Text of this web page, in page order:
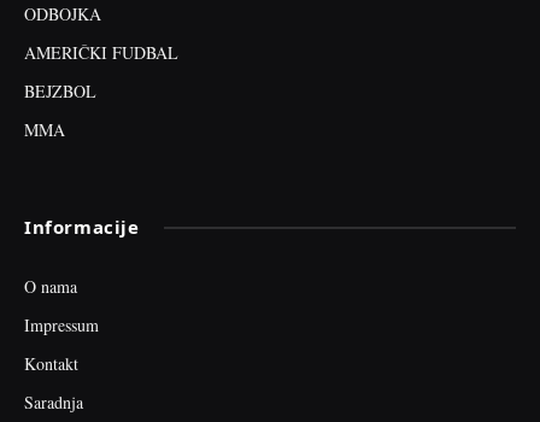
ODBOJKA
AMERIČKI FUDBAL
BEJZBOL
MMA
Informacije
O nama
Impressum
Kontakt
Saradnja